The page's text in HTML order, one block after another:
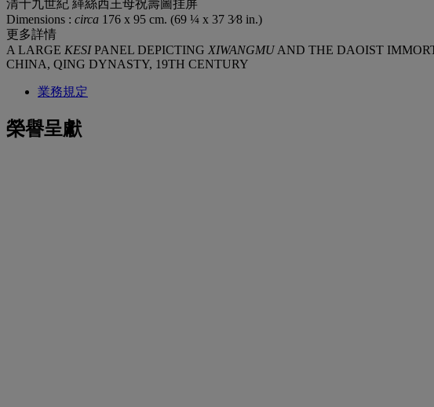
清十九世紀 緙絲西王母祝壽圖挂屏
Dimensions : circa 176 x 95 cm. (69 ¼ x 37 3⁄8 in.)
更多詳情
A LARGE KESIPANEL DEPICTING XIWANGMU AND THE DAOIST
CHINA, QING DYNASTY, 19TH CENTURY
業務規定
榮譽呈獻